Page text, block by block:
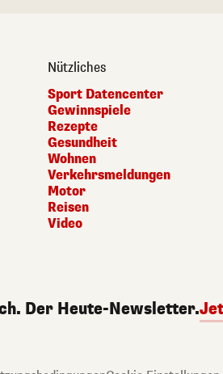
Nützliches
Sport Datencenter
Gewinnspiele
Rezepte
Gesundheit
Wohnen
Verkehrsmeldungen
Motor
Reisen
Video
Der Heute-Newsletter.